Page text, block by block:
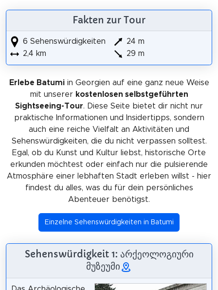
Fakten zur Tour
6 Sehenswürdigkeiten
2,4 km
24 m
29 m
Erlebe Batumiin Georgien auf eine ganz neue Weise
mit unserer kostenlosen selbstgeführten
Sightseeing-Tour. Diese Seite bietet dir nicht nur
praktische Informationen und Insidertipps, sondern
auch eine reiche Vielfalt an Aktivitäten und
Sehenswürdigkeiten, die du nicht verpassen solltest.
Egal, ob du Kunst und Kultur liebst, historische Orte
erkunden möchtest oder einfach nur die pulsierende
Atmosphäre einer lebhaften Stadt erleben willst - hier
findest du alles, was du für dein persönliches
Abenteuer benötigst.
Einzelne Sehenswürdigkeiten in Batumi
Sehenswürdigkeit 1: არქეოლოგიური
მუზეუმი